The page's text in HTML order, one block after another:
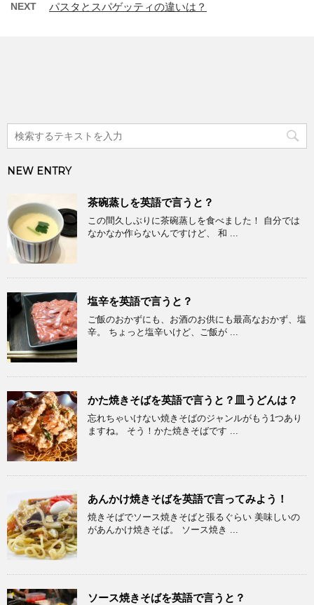
NEXT パスタとスパゲッティの違いは？
NEW ENTRY
茶碗蒸しを英語で言うと？
この間久しぶりに茶碗蒸しを食べました！ 自分では
なかなか作らないんですけど、 和 ...
塩辛を英語で言うと？
ご飯のおかずにも、お酒のお供にも最高なおかず、塩
辛。 ちょっと塩辛いけど、ご飯が ...
かた焼きそばを英語で言うと？皿うどんは？
忘れちゃいけない焼きそばのジャンルがもう1つあり
ますね。 そう！かた焼きそばです ...
あんかけ焼きそばを英語で言ってみよう！
焼きそばでソース焼きそばと張るぐらい 美味しいの
があんかけ焼きそば。 ソース焼き ...
ソース焼きそばを英語で言うと？